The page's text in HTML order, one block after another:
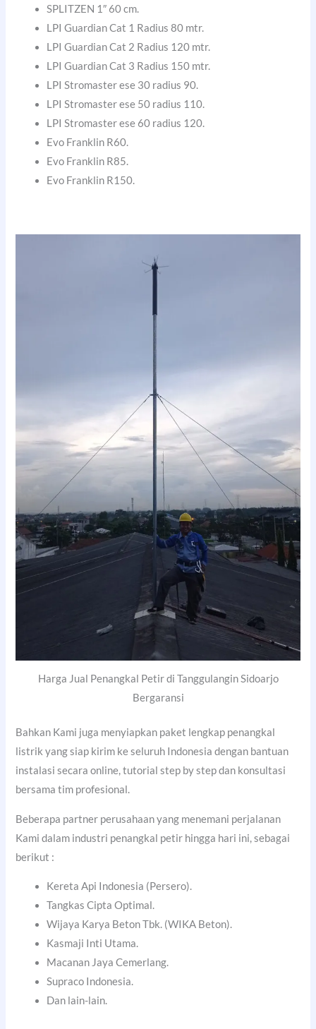
SPLITZEN 1″ 60 cm.
LPI Guardian Cat 1 Radius 80 mtr.
LPI Guardian Cat 2 Radius 120 mtr.
LPI Guardian Cat 3 Radius 150 mtr.
LPI Stromaster ese 30 radius 90.
LPI Stromaster ese 50 radius 110.
LPI Stromaster ese 60 radius 120.
Evo Franklin R60.
Evo Franklin R85.
Evo Franklin R150.
Harga Jual Penangkal Petir di Tanggulangin Sidoarjo
Bergaransi
Bahkan Kami juga menyiapkan paket lengkap penangkal
listrik yang siap kirim ke seluruh Indonesia dengan bantuan
instalasi secara online, tutorial step by step dan konsultasi
bersama tim profesional.
Beberapa partner perusahaan yang menemani perjalanan
Kami dalam industri penangkal petir hingga hari ini, sebagai
berikut :
Kereta Api Indonesia (Persero).
Tangkas Cipta Optimal.
Wijaya Karya Beton Tbk. (WIKA Beton).
Kasmaji Inti Utama.
Macanan Jaya Cemerlang.
Supraco Indonesia.
Dan lain-lain.